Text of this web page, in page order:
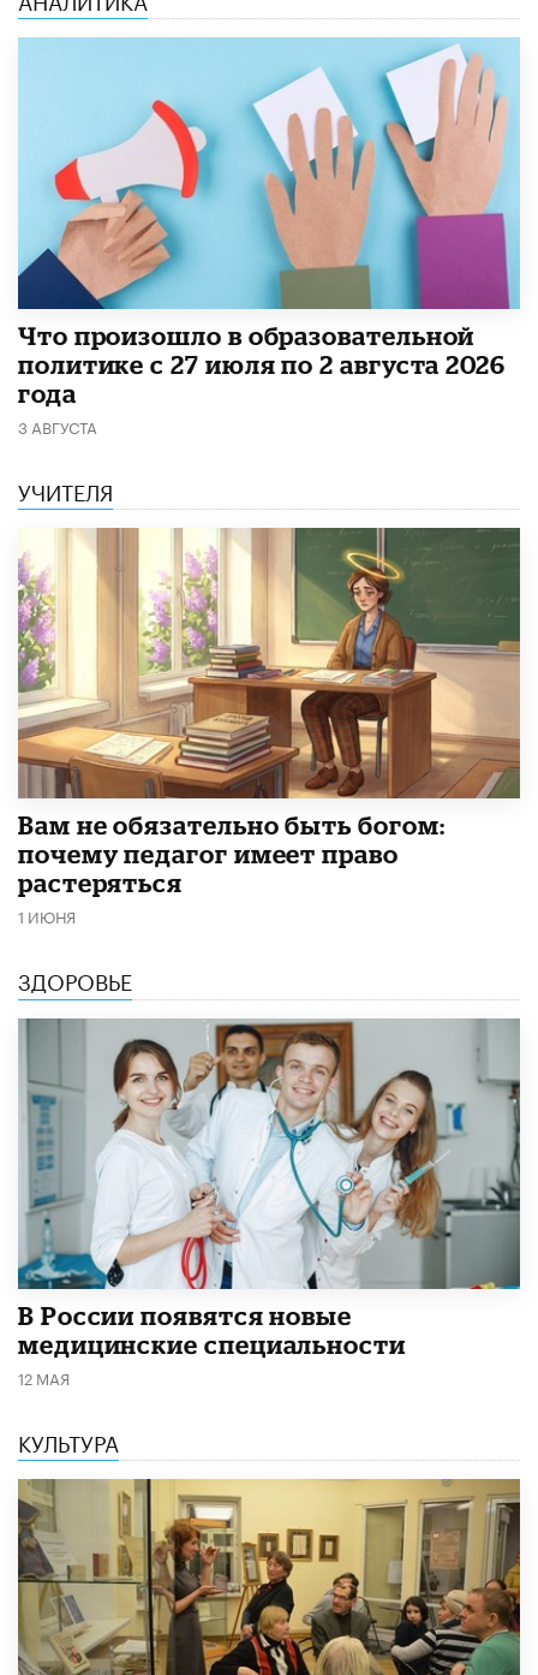
​Что произошло в образовательной
политике с 27 июля по 2 августа 2026
года
3 АВГУСТА
УЧИТЕЛЯ
​Вам не обязательно быть богом:
почему педагог имеет право
растеряться
1 ИЮНЯ
ЗДОРОВЬЕ
В России появятся новые
медицинские специальности
12 МАЯ
КУЛЬТУРА